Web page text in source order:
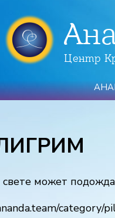
Центр
свете может
category/